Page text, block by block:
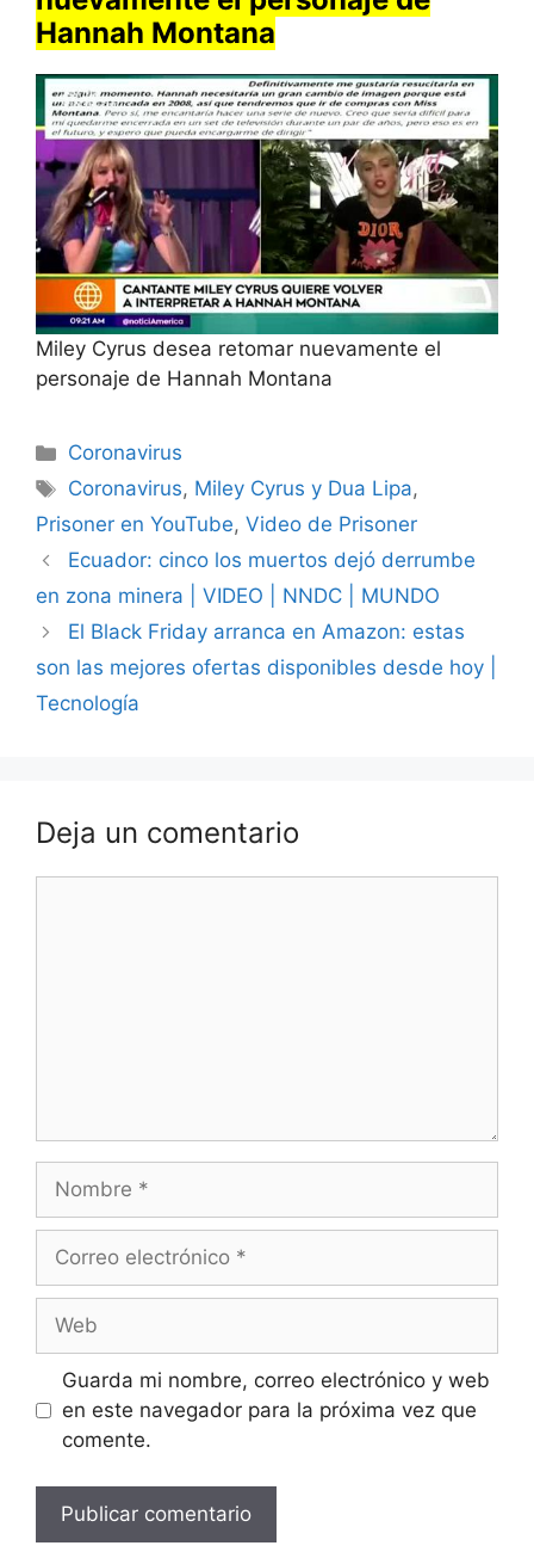
Hannah Montana
Miley Cyrus desea retomar nuevamente el
personaje de Hannah Montana
Categorías
Coronavirus
Etiquetas
Coronavirus, Miley Cyrus y Dua Lipa,
Prisoner en YouTube, Video de Prisoner
Ecuador: cinco los muertos dejó derrumbe
en zona minera | VIDEO | NNDC | MUNDO
El Black Friday arranca en Amazon: estas
son las mejores ofertas disponibles desde hoy |
Tecnología
Deja un comentario
Nombre
Correo
Web
Guarda mi nombre, correo electrónico y web
en este navegador para la próxima vez que
comente.